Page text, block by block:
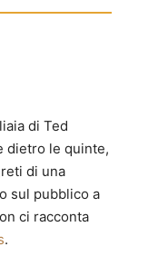
di Ted
dietro le quinte,
di una
sul pubblico a
ci racconta
.